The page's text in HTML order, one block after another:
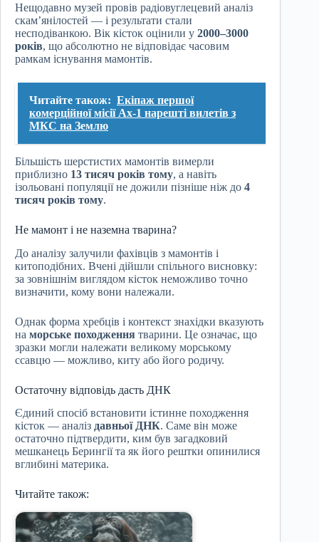
Нещодавно музей провів радіовуглецевий аналіз
скам’янілостей — і результати стали
несподіванкою. Вік кісток оцінили у 2000–3000
років, що абсолютно не відповідає часовим
рамкам існування мамонтів.
Читайте також: Екіпаж першої
комерційної місії Ax-1 нарешті вилетів з
МКС на Землю
Більшість шерстистих мамонтів вимерли
приблизно 13 тисяч років тому, а навіть
ізольовані популяції не дожили пізніше ніж до 4
тисяч років тому.
Не мамонт і не наземна тварина?
До аналізу залучили фахівців з мамонтів і
китоподібних. Вчені дійшли спільного висновку:
за зовнішнім виглядом кісток неможливо точно
визначити, кому вони належали.
Однак форма хребців і контекст знахідки вказують
на морське походження тварини. Це означає, що
зразки могли належати великому морському
ссавцю — можливо, киту або його родичу.
Остаточну відповідь дасть ДНК
Єдиний спосіб встановити істинне походження
кісток — аналіз давньої ДНК. Саме він може
остаточно підтвердити, ким був загадковий
мешканець Берингії та як його рештки опинилися
вглибині материка.
Читайте також: